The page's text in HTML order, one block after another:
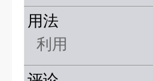
用法
利用